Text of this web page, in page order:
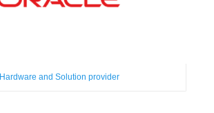
Hardware and Solution provider